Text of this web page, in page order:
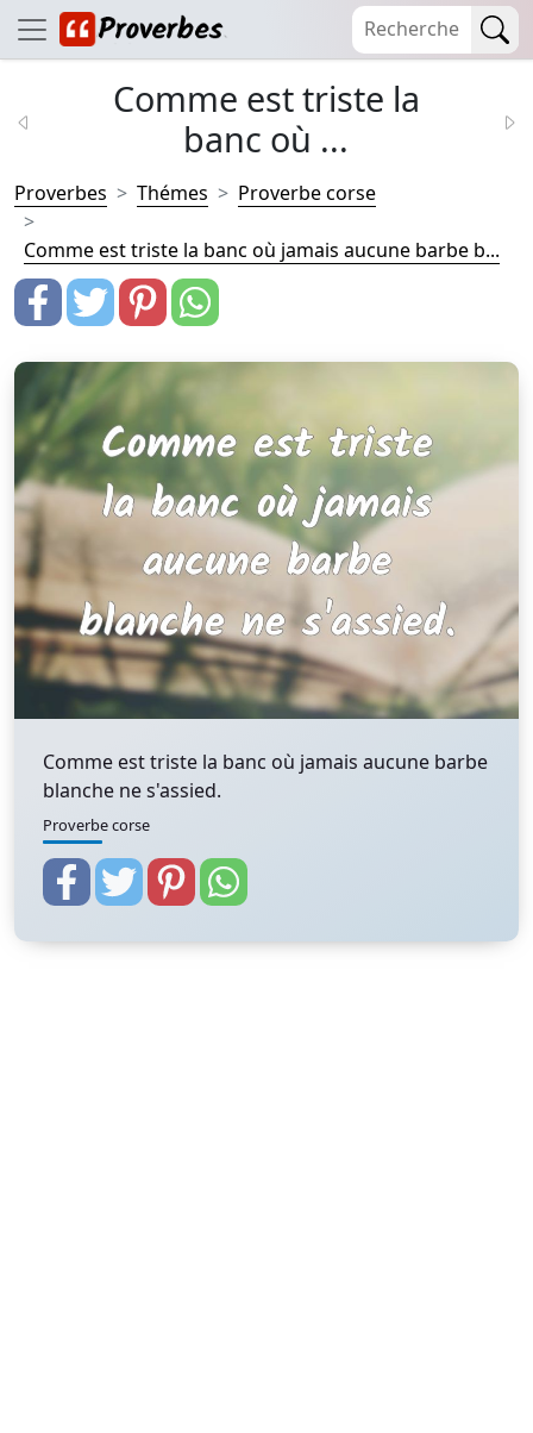
Comme est triste la
banc où ...
Proverbes Thémes Proverbe corse
Comme est triste la banc où jamais aucune barbe b...
Comme est triste la banc où jamais aucune barbe
blanche ne s'assied.
Proverbe corse